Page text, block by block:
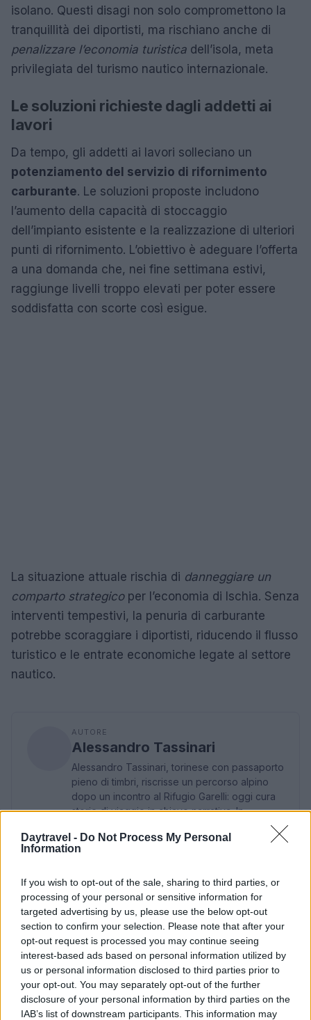
Daytravel - Do Not Process My Personal
Information
If you wish to opt-out of the sale, sharing to third parties, or
processing of your personal or sensitive information for
targeted advertising by us, please use the below opt-out
section to confirm your selection. Please note that after your
opt-out request is processed you may continue seeing
interest-based ads based on personal information utilized by
us or personal information disclosed to third parties prior to
your opt-out. You may separately opt-out of the further
disclosure of your personal information by third parties on the
IAB’s list of downstream participants. This information may
isolano. Questi disagi non solo compromettono la
tranquillità dei diportisti, ma rischiano anche di
penalizzare l’economia turistica dell’isola, meta
privilegiata del turismo nautico internazionale.
Le soluzioni richieste dagli addetti ai
lavori
Da tempo, gli addetti ai lavori solleciano un
potenziamento del servizio di rifornimento
carburante. Le soluzioni proposte includono
l’aumento della capacità di stoccaggio
dell’impianto esistente e la realizzazione di ulteriori
punti di rifornimento. L’obiettivo è adeguare l’offerta
a una domanda che, nei fine settimana estivi,
raggiunge livelli troppo elevati per poter essere
soddisfatta con scorte così esigue.
La situazione attuale rischia di danneggiare un
comparto strategicoper l’economia di Ischia. Senza
interventi tempestivi, la penuria di carburante
potrebbe scoraggiare i diportisti, riducendo il flusso
turistico e le entrate economiche legate al settore
nautico.
AUTORE
Alessandro Tassinari
Alessandro Tassinari, torinese con passaporto
pieno di timbri, riscrisse un percorso alpino
dopo un incontro al Rifugio Garelli: oggi cura
storie di viaggio in chiave narrativa. In
l'attenzione al paesaggio e conserva un
taccuino logoro con mappe disegnate a